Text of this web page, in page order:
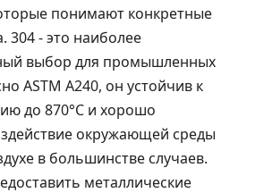
понимают конкретные
304 - это наиболее
выбор для промышленных
ASTM A240, он устойчив к
до 870°C и хорошо
окружающей среды
в большинстве случаев.
металлические